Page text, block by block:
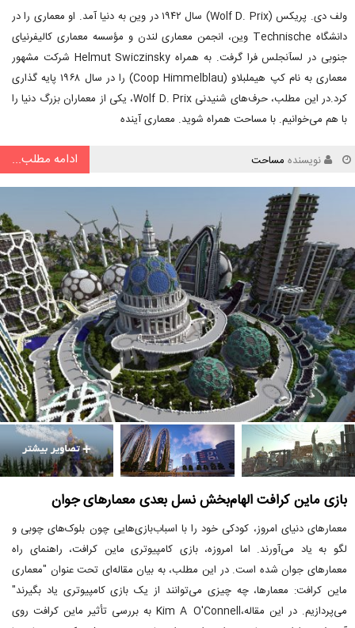
ولف دی. پریکس (Wolf D. Prix) سال ۱۹۴۲ در وین به دنیا آمد. او معماری را در
دانشگاه Technische وین، انجمن معماری لندن و مؤسسه معماری کالیفرنیای
جنوبی در لسآنجلس فرا گرفت. به همراه Helmut Swiczinsky شرکت مشهور
معماری به نام کپ هیملبلاو (Coop Himmelblau) را در سال ۱۹۶۸ پایه گذاری
کرد.در این مطلب، حرف‌های شنیدنی Wolf D. Prix، یکی از معماران بزرگ دنیا را
با هم می‌خوانیم. با مساحت همراه شوید. معماری آینده
نویسنده مساحت ادامه مطلب...
بازی ماین کرافت الهام‌بخش نسل بعدی معمارهای جوان
معمارهای دنیای امروز، کودکی خود را با اسباب‌بازی‌هایی چون بلوک‌های چوبی و
لگو به یاد می‌آورند. اما امروزه، بازی کامپیوتری ماین کرافت، راهنمای راه
معمارهای جوان شده است. در این مطلب، به بیان مقاله‌ای تحت عنوان "معماری
ماین کرافت: معمارها، چه چیزی می‌توانند از یک بازی کامپیوتری یاد بگیرند"
می‌پردازیم. در این مقاله،Kim A O'Connell به بررسی تأثیر ماین کرافت روی